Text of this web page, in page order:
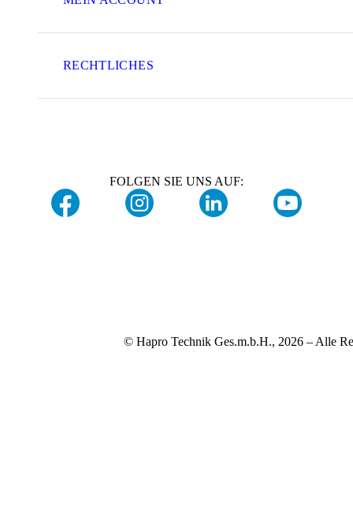
RECHTLICHES
FOLGEN SIE UNS AUF:
© Hapro Technik Ges.m.b.H., 2026 – Alle